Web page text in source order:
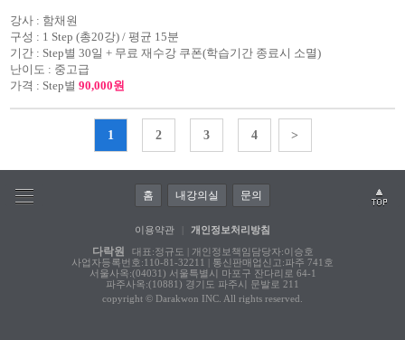
강사 : 함채원
구성 : 1 Step (총20강) / 평균 15분
기간 : Step별 30일 + 무료 재수강 쿠폰(학습기간 종료시 소멸)
난이도 : 중고급
가격 : Step별 90,000원
1 2 3 4 >
홈 내강의실 문의
이용약관 개인정보처리방침
다락원
대표:정규도 | 개인정보책임담당자:이승호
사업자등록번호:110-81-32211 | 통신판매업신고:파주 741호
서울사옥:(04031) 서울특별시 마포구 잔다리로 64-1
파주사옥:(10881) 경기도 파주시 문발로 211
copyright © Darakwon INC. All rights reserved.